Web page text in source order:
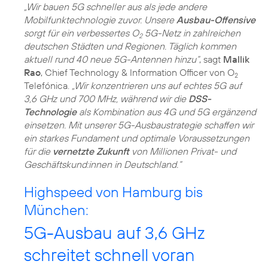
„Wir bauen 5G schneller aus als jede andere
Mobilfunktechnologie zuvor. UnsereAusbau-Offensive
sorgt für ein verbessertes O25G-Netz in zahlreichen
deutschen Städten und Regionen. Täglich kommen
aktuell rund 40 neue 5G-Antennen hinzu“, sagt Mallik
Rao, Chief Technology & Information Officer von O2
Telefónica. „Wir konzentrieren uns auf echtes 5G auf
3,6 GHz und 700 MHz, während wir die DSS-
Technologieals Kombination aus 4G und 5G ergänzend
einsetzen. Mit unserer 5G-Ausbaustrategie schaffen wir
ein starkes Fundament und optimale Voraussetzungen
für die vernetzte Zukunftvon Millionen Privat- und
Geschäftskund:innen in Deutschland.“
Highspeed von Hamburg bis
München:
5G-Ausbau auf 3,6 GHz
schreitet schnell voran